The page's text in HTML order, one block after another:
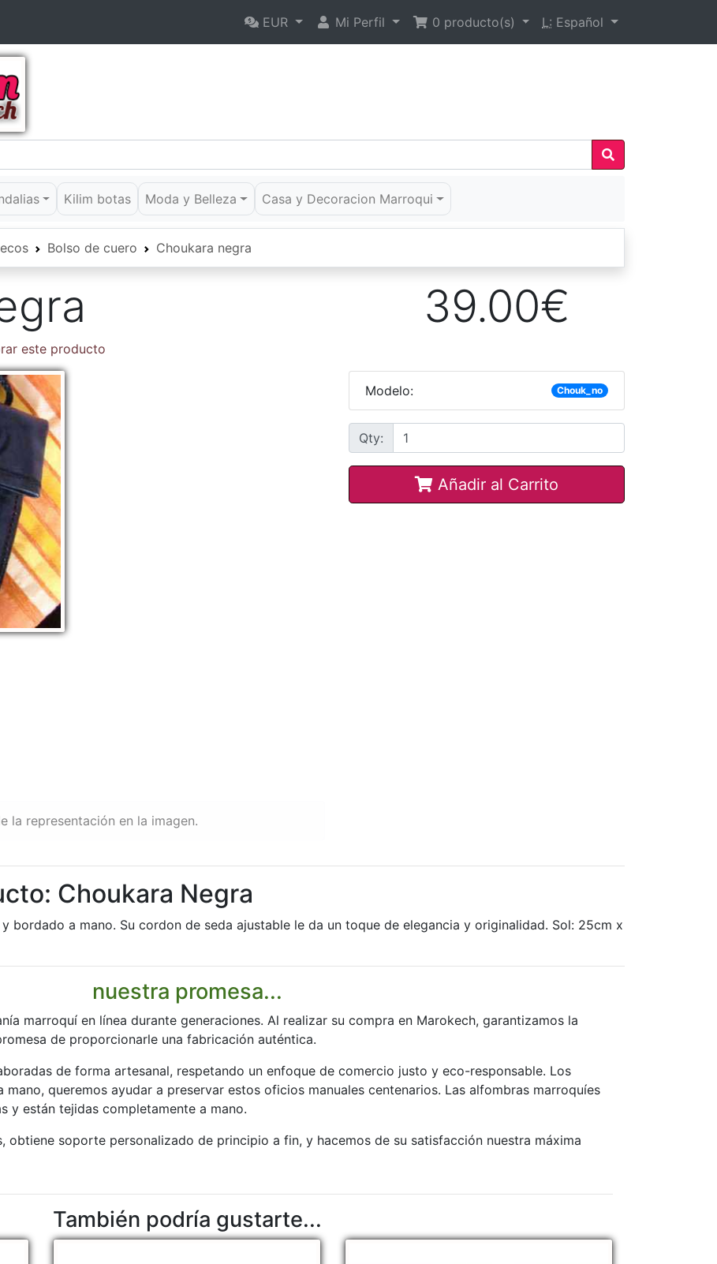
EUR Mi Perfil 0 producto(s) L: Español
Kilim botas Moda y Belleza Casa y Decoracion Marroqui
Bolso de cuero Choukara negra
39.00€
este producto
la representación en la imagen.
Modelo: Chouk_no
Qty:
Añadir al Carrito
Choukara Negra
bordado a mano. Su cordon de seda ajustable le da un toque de elegancia y originalidad. Sol: 25cm x
nuestra promesa...
marroquí en línea durante generaciones. Al realizar su compra en Marokech, garantizamos la
de proporcionarle una fabricación auténtica.
de forma artesanal, respetando un enfoque de comercio justo y eco-responsable. Los
queremos ayudar a preservar estos oficios manuales centenarios. Las alfombras marroquíes
y están tejidas completamente a mano.
obtiene soporte personalizado de principio a fin, y hacemos de su satisfacción nuestra máxima
También podría gustarte...